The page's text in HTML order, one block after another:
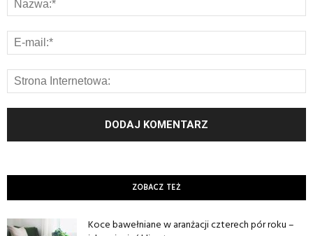
ZOBACZ TEŻ
Koce bawełniane w aranżacji czterech pór roku –